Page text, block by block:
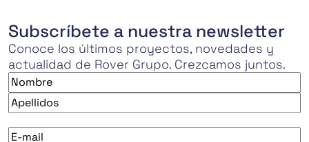
Subscríbete a nuestra newsletter
Conoce los últimos proyectos, novedades y
actualidad de Rover Grupo. Crezcamos juntos.
Nombre
Nombre
E-